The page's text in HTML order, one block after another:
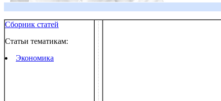
Сборник статей
Статьи тематикам:
Экономика